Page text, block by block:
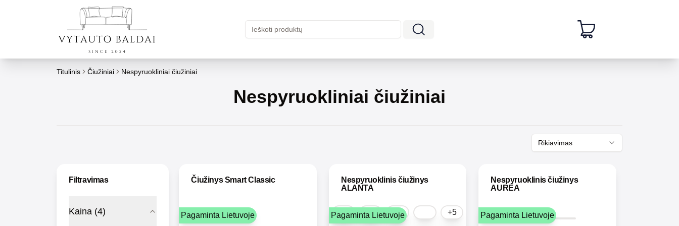
Titulinis Čiužiniai Nespyruokliniai čiužiniai
Nespyruokliniai čiužiniai
Rikiavimas
Filtravimas
Kaina (4)
Čiužinys Smart Classic
Pagaminta Lietuvoje
Nespyruoklinis čiužinys
ALANTA
Pagaminta Lietuvoje +5
Nespyruoklinis čiužinys
AUREA
Pagaminta Lietuvoje